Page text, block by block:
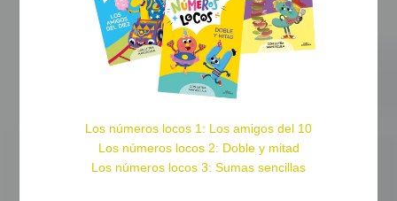
Los números locos 1: Los amigos del 10
Los números locos 2: Doble y mitad
Los números locos 3: Sumas sencillas